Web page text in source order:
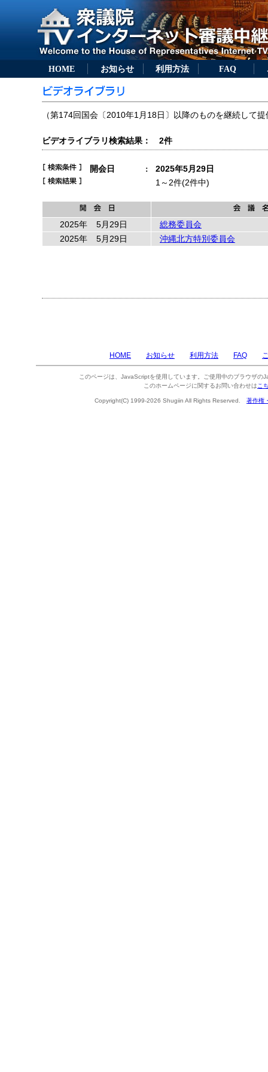
HOME お知らせ 利用方法 FAQ
（第174回国会〔2010年1月18日〕以降のものを継続して提
ビデオライブラリ検索結果： 2件
開会日 ：
2025年5月29日
1～2件(2件中)
2025年 5月29日
総務委員会
2025年
5月29日 沖縄北方特別委員会
HOME お知らせ 利用方法 FAQ
このページは、JavaScriptを使用しています。ご使用中のブラウザの
このホームページに関するお問い合わせは こ
Copyright(C) 1999-2026 Shugiin All Rights Reserved. 著作権